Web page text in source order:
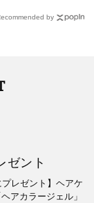
by
ゼント
プレゼント】ヘアケ
アカラージェル」